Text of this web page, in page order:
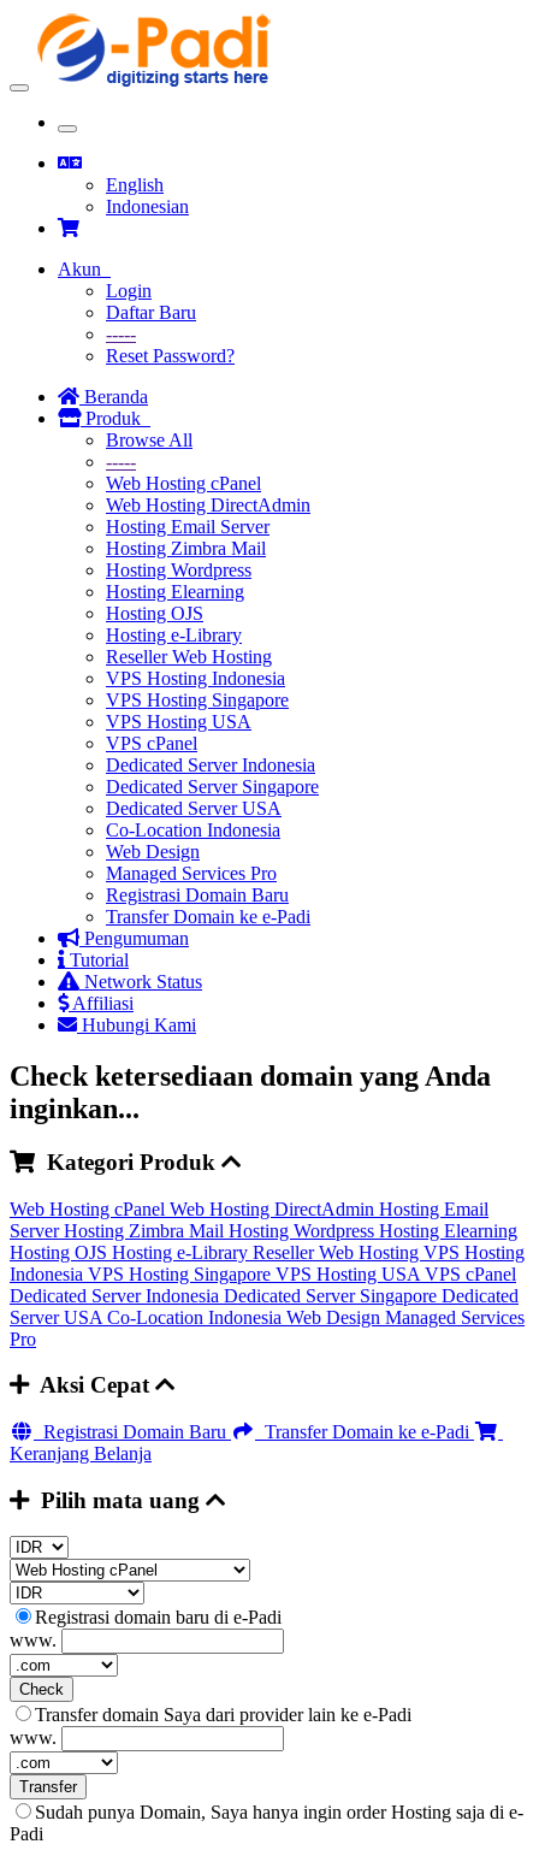
Toggle
Toggle
navigation
English
Indonesian
Akun
Login
Daftar Baru
-----
Reset Password?
Beranda
Produk
Browse All
-----
Web Hosting cPanel
Web Hosting DirectAdmin
Hosting Email Server
Hosting Zimbra Mail
Hosting Wordpress
Hosting Elearning
Hosting OJS
Hosting e-Library
Reseller Web Hosting
VPS Hosting Indonesia
VPS Hosting Singapore
VPS Hosting USA
VPS cPanel
Dedicated Server Indonesia
Dedicated Server Singapore
Dedicated Server USA
Co-Location Indonesia
Web Design
Managed Services Pro
Registrasi Domain Baru
Transfer Domain ke e-Padi
Pengumuman
Tutorial
Network Status
Affiliasi
Hubungi Kami
Check ketersediaan domain yang Anda
inginkan...
Kategori Produk
Web Hosting cPanel Web Hosting DirectAdmin Hosting Email
ServerHosting Zimbra Mail Hosting Wordpress Hosting Elearning
Hosting OJS Hosting e-Library Reseller Web Hosting VPS Hosting
Indonesia VPS Hosting Singapore VPS Hosting USA VPS cPanel
Dedicated Server Indonesia Dedicated Server Singapore Dedicated
Server USA Co-Location Indonesia Web Design Managed Services
Pro
Aksi Cepat
Registrasi Domain Baru
Transfer Domain ke e-Padi
Keranjang Belanja
Pilih mata uang
Registrasi domain baru di e-Padi
www.
Check
Transfer domain Saya dari provider lain ke e-Padi
www.
Transfer
Sudah punya Domain, Saya hanya ingin order Hosting saja di e-
Padi